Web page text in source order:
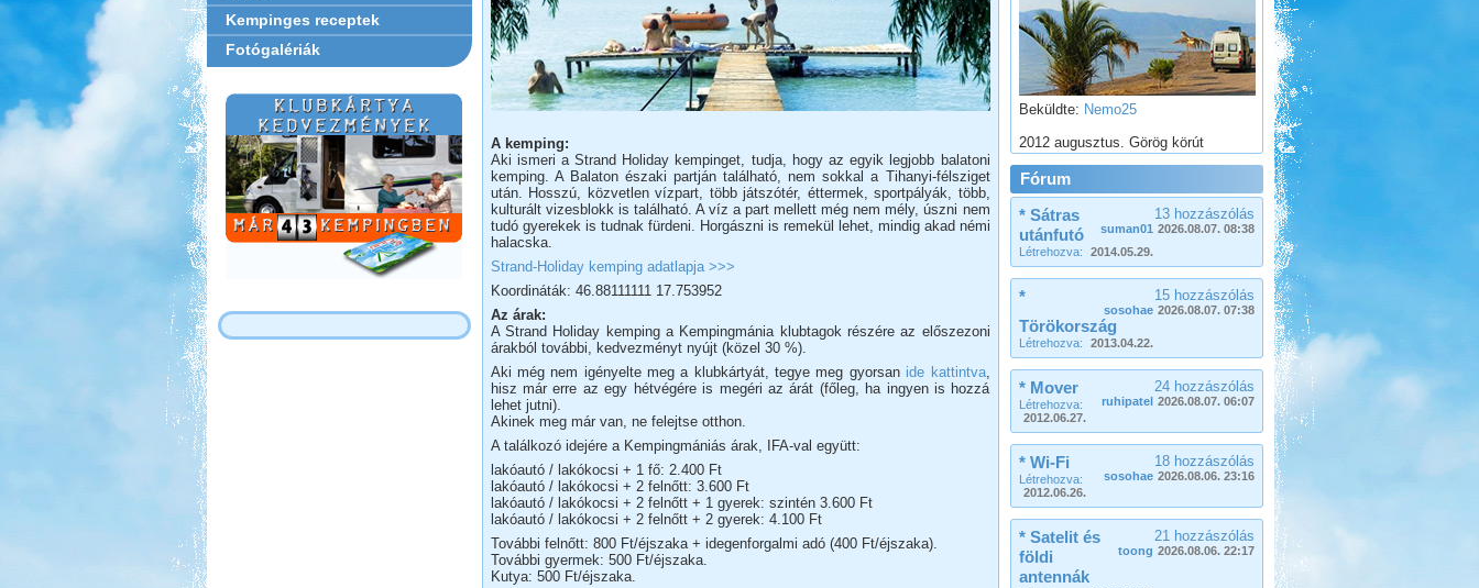
Kempinges receptek
Fotógalériák
A kemping:
Aki ismeri a Strand Holiday kempinget, tudja, hogy az egyik legjobb balatoni
kemping. A Balaton északi partján található, nem sokkal a Tihanyi-félsziget
után. Hosszú, közvetlen vízpart, több játszótér, éttermek, sportpályák, több,
kulturált vizesblokk is található. A víz a part mellett még nem mély, úszni nem
tudó gyerekek is tudnak fürdeni. Horgászni is remekül lehet, mindig akad némi
halacska.
Strand-Holiday kemping adatlapja >>>
Koordináták: 46.88111111 17.753952
Az árak:
A Strand Holiday kemping a Kempingmánia klubtagok részére az előszezoni
árakból további, kedvezményt nyújt (közel 30 %).
Aki még nem igényelte meg a klubkártyát, tegye meg gyorsan ide kattintva,
hisz már erre az egy hétvégére is megéri az árát (főleg, ha ingyen is hozzá
lehet jutni).
Akinek meg már van, ne felejtse otthon.
A találkozó idejére a Kempingmániás árak, IFA-val együtt:
lakóautó / lakókocsi + 1 fő: 2.400 Ft
lakóautó / lakókocsi + 2 felnőtt: 3.600 Ft
lakóautó / lakókocsi + 2 felnőtt + 1 gyerek: szintén 3.600 Ft
lakóautó / lakókocsi + 2 felnőtt + 2 gyerek: 4.100 Ft
További felnőtt: 800 Ft/éjszaka + idegenforgalmi adó (400 Ft/éjszaka).
További gyermek: 500 Ft/éjszaka.
Kutya: 500 Ft/éjszaka.
Beküldte:Nemo25
2012 augusztus. Görög körút
Nyírség-Bereg 2012
szeptember
Nemo25
Első állomásunk a Nyíregyháza
Sóstó volt, az állatpark közvetlen
szomszédságában
Kilenc hét lakóautóval
Norvégiában
Beküldte:
Okrauss
Fórum
13 hozzászólás
suman01 2026.08.07. 08:38
* Sátras
utánfutó
Létrehozva: 2014.05.29.
15 hozzászólás
sosohae 2026.08.07. 07:38
*
Törökország
Létrehozva: 2013.04.22.
24 hozzászólás
ruhipatel 2026.08.07. 06:07
* Mover
Létrehozva:
2012.06.27.
18 hozzászólás
sosohae 2026.08.06. 23:16
* Wi-Fi
Létrehozva:
2012.06.26.
21 hozzászólás
toong 2026.08.06. 22:17
* Satelit és
földi
antennák